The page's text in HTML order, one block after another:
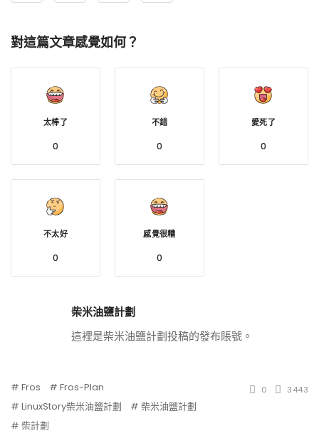
對這篇文章感覺如何？
太棒了
0
不錯
0
愛死了
0
不太好
0
感覺很糟
0
柴米油鹽計劃
這裡是柴米油鹽計劃投稿的發布賬號。
Fros
Fros-Plan
LinuxStory柴米油鹽計劃
柴米油鹽計劃
柴計劃
0 3443